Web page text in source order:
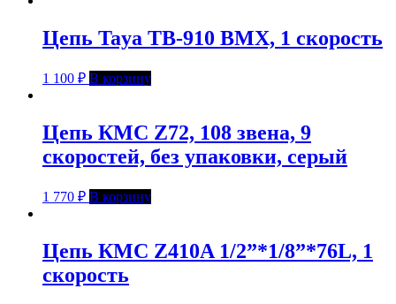
Цепь Taya TB-910 BMX, 1 скорость
1 100 ₽ В корзину
Цепь КМС Z72, 108 звена, 9
скоростей, без упаковки, серый
1 770 ₽ В корзину
Цепь КМС Z410A 1/2”*1/8”*76L, 1
скорость